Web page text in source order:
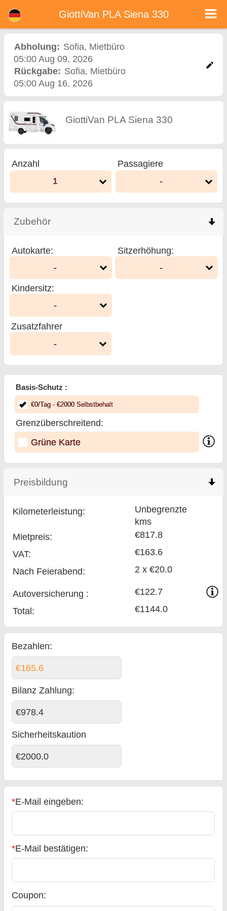
Selbstbeteiligung), unbegrenzte Kilometer, kostenlose Kindersitze, zusätzliche Fahrer kostenlos, niedrigen Preis Autovermietung
garantiert.
GiottiVan PLA Siena 330
Abholung: Sofia, Mietbüro
05:00 Aug 09, 2026
Rückgabe: Sofia, Mietbüro
05:00 Aug 16, 2026
GiottiVan PLA Siena 330
Anzahl
1
Passagiere
-
Zubehör
Autokarte:
-
Sitzerhöhung:
-
Kindersitz:
-
Zusatzfahrer
-
Basis-Schutz :
€0/Tag- €2000Selbstbehalt
Grenzüberschreitend:
Grüne Karte
Preisbildung
Kilometerleistung:
Unbegrenzte
kms
Mietpreis:
€817.8
VAT:
€163.6
Nach Feierabend:
2 x €20.0
Auto­versicherung :
€122.7
Total: €1144.0
Bezahlen:
€165.6
Bilanz Zahlung:
€978.4
Sicherheitskaution
€2000.0
*E-Mail eingeben:
*E-Mail bestätigen:
Coupon: